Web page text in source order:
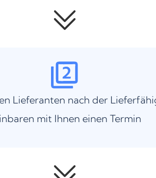
Lieferanten nach der
mit Ihnen einen Termin